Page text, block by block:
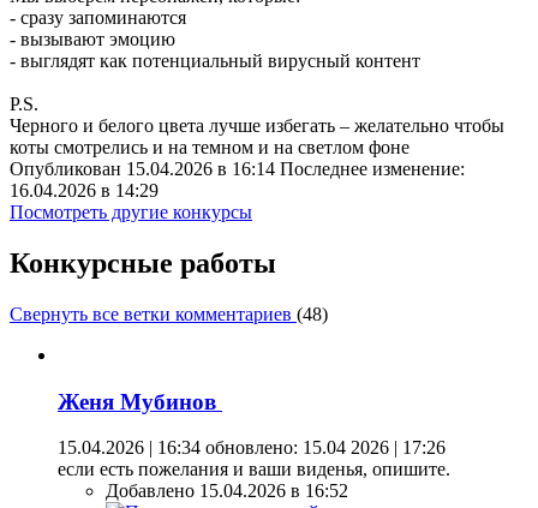
- сразу запоминаются
- вызывают эмоцию
- выглядят как потенциальный вирусный контент
P.S.
Черного и белого цвета лучше избегать – желательно чтобы
коты смотрелись и на темном и на светлом фоне
Опубликован 15.04.2026 в 16:14 Последнее изменение:
16.04.2026 в 14:29
Посмотреть другие конкурсы
Конкурсные работы
Свернуть все ветки комментариев (48)
Женя Мубинов
15.04.2026 | 16:34 обновлено: 15.04 2026 | 17:26
если есть пожелания и ваши виденья, опишите.
Добавлено 15.04.2026 в 16:52